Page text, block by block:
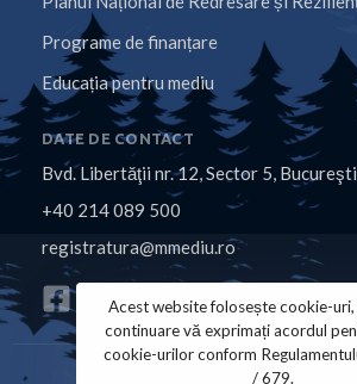
Programe de finanțare
Educația pentru mediu
DATE DE CONTACT
Bvd. Libertăţii nr. 12, Sector 5, Bucureşti
+40 214 089 500
registratura@mmediu.ro
Acest website folosește cookie-uri,
continuare vă exprimați acordul
cookie-urilor conform
/ 679.